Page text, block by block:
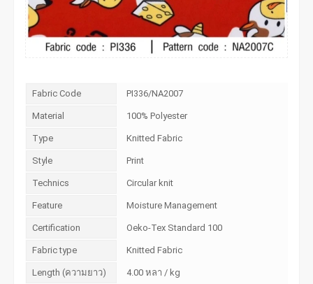
Fabric Code PI336/NA2007
Material 100% Polyester
Type Knitted Fabric
Style Print
Technics Circular knit
Feature Moisture Management
Certification Oeko-Tex Standard 100
Fabric type Knitted Fabric
Length (ความยาว) 4.00 หลา / kg